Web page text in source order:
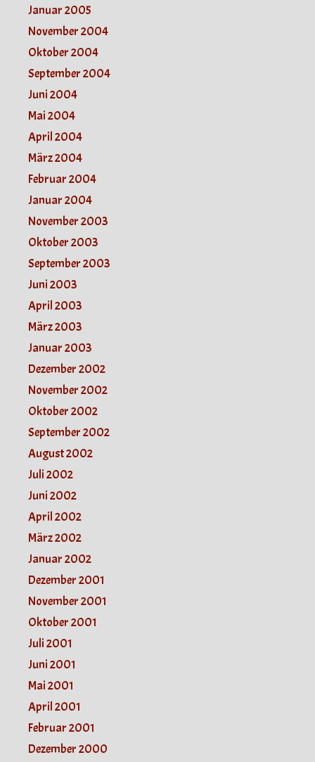
Januar 2005
November 2004
Oktober 2004
September 2004
Juni 2004
Mai 2004
April 2004
März 2004
Februar 2004
Januar 2004
November 2003
Oktober 2003
September 2003
Juni 2003
April 2003
März 2003
Januar 2003
Dezember 2002
November 2002
Oktober 2002
September 2002
August 2002
Juli 2002
Juni 2002
April 2002
März 2002
Januar 2002
Dezember 2001
November 2001
Oktober 2001
Juli 2001
Juni 2001
Mai 2001
April 2001
Februar 2001
Dezember 2000